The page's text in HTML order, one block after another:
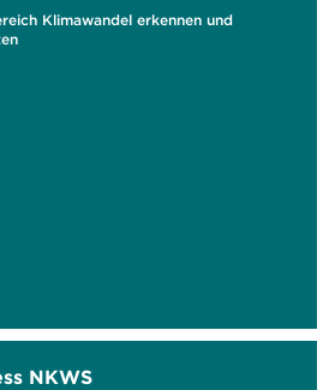
Klimawandel erkennen und
NKWS